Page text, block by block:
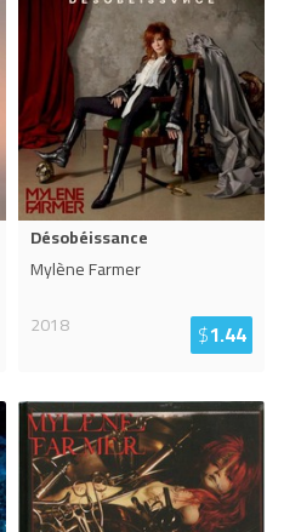
Désobéissance
Mylène Farmer
2018
$1.44